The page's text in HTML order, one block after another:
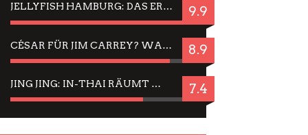
JELLYFISH HAMBURG: DAS ERFOLGREICHE SOMMER-MENÜ 2025 IN GEFÜHLEN UND BILDERN 9.9
CÉSAR FÜR JIM CARREY? WARUM DAS EINER DER NERVIGSTEN ACTORS IST UND BLEIBT 8.9
JING JING: IN-THAI RÄUMT WIEDER TITEL AB – EIN ZWEI-STUNDEN-ERLEBNISBERICHT 7.4